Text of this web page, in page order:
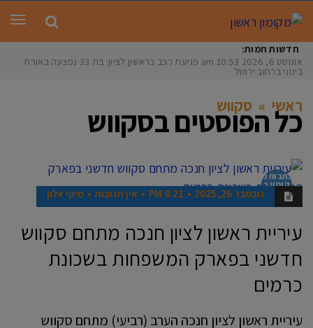
חדשות חמות:
אוגוסט 6, 2026
10:53 am פגיעת רכב בראשון לציון: בת 33 נפצעה באורח
בינוני ברחוב ירושלי
ראשי » סקווש
כל הפוסטים בסקווש
כתבות מ
קומון ר
אשון
נובמבר 26, 2025 8:21 PM אין תגובות מיקי אלון
עיריית ראשון לציון חנכה מתחם סקווש
חדשני בפארק המשפחות בשכונת
כרמים
עיריית ראשון לציון חנכה הערב (רביעי) מתחם סקווש